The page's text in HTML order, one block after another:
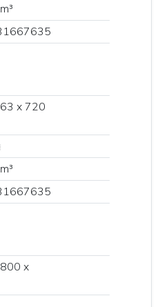
x 720
x